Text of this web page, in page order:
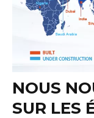
NOUS
SUR LES